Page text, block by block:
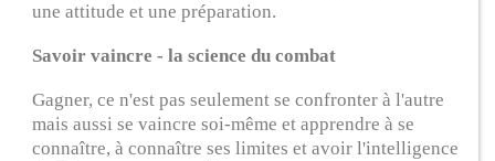
une attitude et une préparation.
Savoir vaincre - la science du combat
Gagner, ce n'est pas seulement se confronter à l'autre
mais aussi se vaincre soi-même et apprendre à se
connaître, à connaître ses limites et avoir l'intelligence